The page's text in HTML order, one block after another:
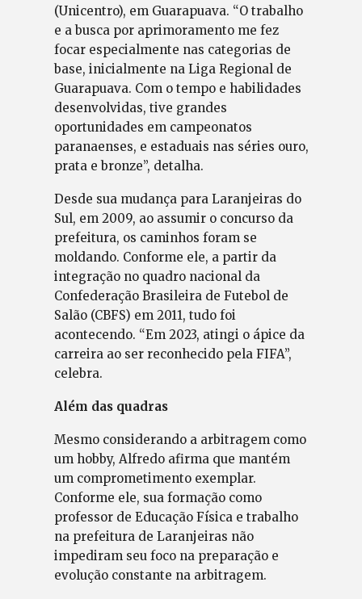
(Unicentro), em Guarapuava. “O trabalho
e a busca por aprimoramento me fez
focar especialmente nas categorias de
base, inicialmente na Liga Regional de
Guarapuava. Com o tempo e habilidades
desenvolvidas, tive grandes
oportunidades em campeonatos
paranaenses, e estaduais nas séries ouro,
prata e bronze”, detalha.
Desde sua mudança para Laranjeiras do
Sul, em 2009, ao assumir o concurso da
prefeitura, os caminhos foram se
moldando. Conforme ele, a partir da
integração no quadro nacional da
Confederação Brasileira de Futebol de
Salão (CBFS) em 2011, tudo foi
acontecendo. “Em 2023, atingi o ápice da
carreira ao ser reconhecido pela FIFA”,
celebra.
Além das quadras
Mesmo considerando a arbitragem como
um hobby, Alfredo afirma que mantém
um comprometimento exemplar.
Conforme ele, sua formação como
professor de Educação Física e trabalho
na prefeitura de Laranjeiras não
impediram seu foco na preparação e
evolução constante na arbitragem.